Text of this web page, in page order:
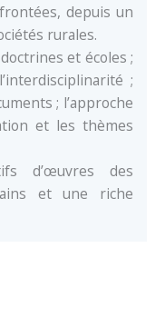
depuis un
rurales.
et écoles ;
;
; l’approche
et les thèmes
d’œuvres des
et une riche